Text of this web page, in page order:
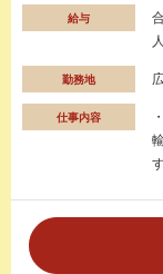
給与
勤務地
仕事内容